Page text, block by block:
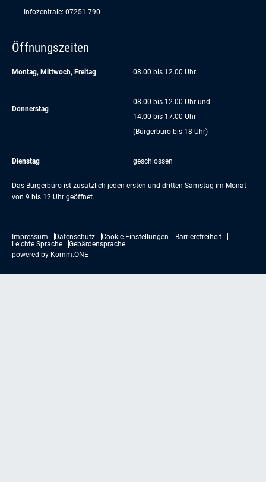
Infozentrale: 07251 790
Öffnungszeiten
Montag, Mittwoch, Freitag 08.00 bis 12.00 Uhr
Donnerstag
08.00 bis 12.00 Uhr und
14.00 bis 17.00 Uhr
(Bürgerbüro bis 18 Uhr)
Dienstag geschlossen
Das Bürgerbüro ist zusätzlich jeden ersten und dritten Samstag im Monat
von 9 bis 12 Uhr geöffnet.
Impressum Datenschutz Cookie-Einstellungen
Barrierefreiheit
Leichte Sprache
Gebärdensprache
powered by Komm.ONE